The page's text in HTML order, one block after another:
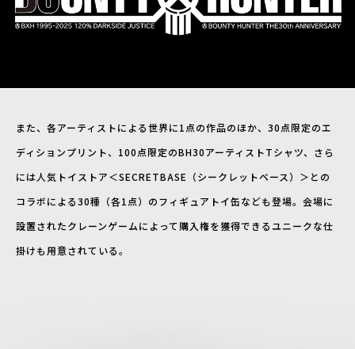
また、各アーティストによる世界に1点の作品のほか、30点限定のエ
ディションプリント、100点限定のBH30アーティストTシャツ、さら
には人気トイストア＜SECRETBASE（シークレットベース）＞との
コラボによる30種（各1点）のフィギュアトイ缶なども登場。会場に
設置されたクレーンゲームによって購入権を獲得できるユニークな仕
掛けも用意されている。